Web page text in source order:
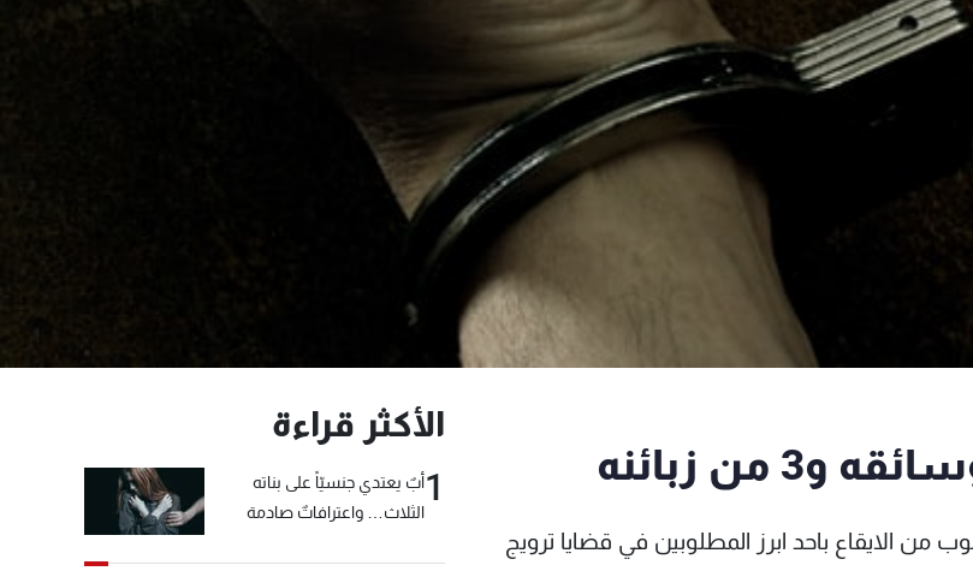
من زبائنه
من الايقاع باحد ابرز المطلوبين في قضايا ترويج
الأكثر قراءة
1أبٌ يعتدي جنسيّاً على بناته
الثلاث… واعترافاتٌ صادمة